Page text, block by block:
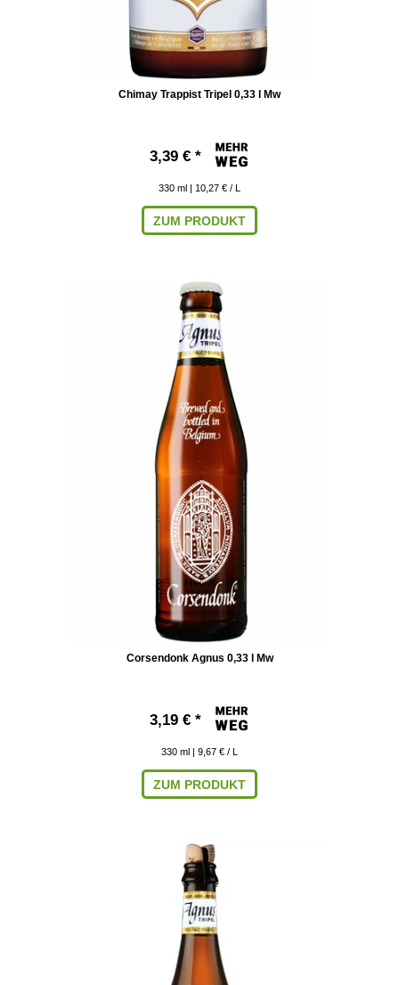
Chimay Trappist Tripel 0,33 l Mw
3,39 € *
330 ml | 10,27 € / L
ZUM PRODUKT
Corsendonk Agnus 0,33 l Mw
3,19 € *
330 ml | 9,67 € / L
ZUM PRODUKT